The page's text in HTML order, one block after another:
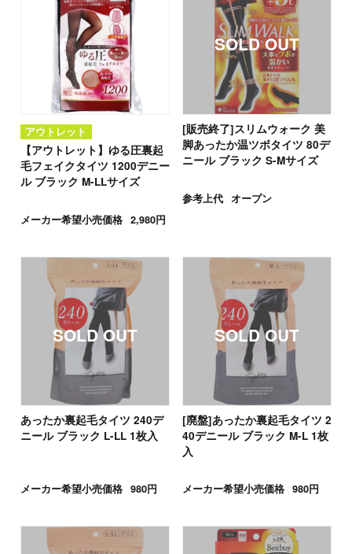
アウトレット
【アウトレット】ゆる圧裏起
毛フェイクタイツ 1200デニー
ル ブラック M-LLサイズ
メーカー希望小売価格 2,980円
[販売終了]スリムウォーク 美
脚あったか温ツボタイツ 80デ
ニール ブラック S-Mサイズ
参考上代 オープン
あったか裏起毛タイツ 240デ
ニール ブラック L-LL 1枚入
メーカー希望小売価格 980円
[廃盤]あったか裏起毛タイツ 2
40デニール ブラック M-L 1枚
入
メーカー希望小売価格 980円